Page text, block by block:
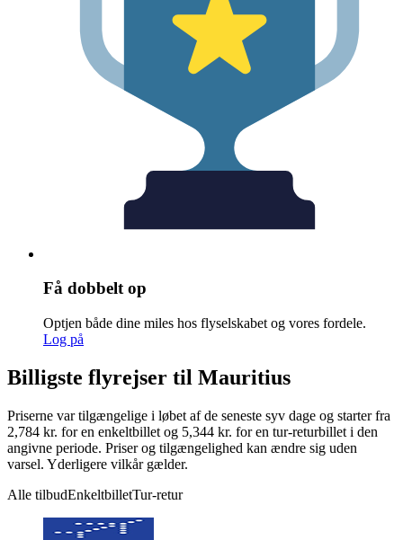
Få dobbelt op
Optjen både dine miles hos flyselskabet og vores fordele.
Log på
Billigste flyrejser til Mauritius
Priserne var tilgængelige i løbet af de seneste syv dage og starter fra
2,784 kr. for en enkeltbillet og 5,344 kr. for en tur-returbillet i den
angivne periode. Priser og tilgængelighed kan ændre sig uden
varsel. Yderligere vilkår gælder.
Alle tilbudEnkeltbilletTur-retur